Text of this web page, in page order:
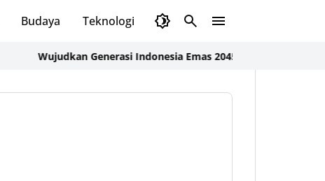
Budaya Teknologi Olahraga
Wujudkan Generasi Indonesia Emas 2045, Pemkab Sumbawa